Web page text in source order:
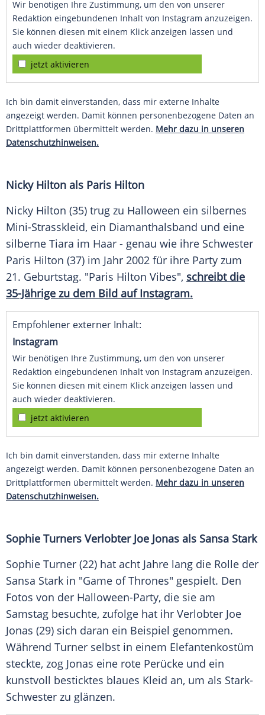
Wir benötigen Ihre Zustimmung, um den von unserer
Redaktion eingebundenen Inhalt von Instagram anzuzeigen.
Sie können diesen mit einem Klick anzeigen lassen und
auch wieder deaktivieren.
jetzt aktivieren
Ich bin damit einverstanden, dass mir externe Inhalte
angezeigt werden. Damit können personenbezogene Daten an
Drittplattformen übermittelt werden. Mehr dazu in unseren
Datenschutzhinweisen.
Nicky Hilton als Paris Hilton
Nicky Hilton (35) trug zu Halloween ein silbernes
Mini-Strasskleid, ein Diamanthalsband und eine
silberne Tiara im Haar - genau wie ihre Schwester
Paris Hilton (37) im Jahr 2002 für ihre Party zum
21. Geburtstag. "Paris Hilton Vibes", schreibt die
35-Jährige zu dem Bild auf Instagram.
Empfohlener externer Inhalt:
Instagram
Wir benötigen Ihre Zustimmung, um den von unserer
Redaktion eingebundenen Inhalt von Instagram anzuzeigen.
Sie können diesen mit einem Klick anzeigen lassen und
auch wieder deaktivieren.
jetzt aktivieren
Ich bin damit einverstanden, dass mir externe Inhalte
angezeigt werden. Damit können personenbezogene Daten an
Drittplattformen übermittelt werden. Mehr dazu in unseren
Datenschutzhinweisen.
Sophie Turners Verlobter Joe Jonas als Sansa Stark
Sophie Turner (22) hat acht Jahre lang die Rolle der
Sansa Stark in "Game of Thrones" gespielt. Den
Fotos von der Halloween-Party, die sie am
Samstag besuchte, zufolge hat ihr Verlobter Joe
Jonas (29) sich daran ein Beispiel genommen.
Während Turner selbst in einem Elefantenkostüm
steckte, zog Jonas eine rote Perücke und ein
kunstvoll besticktes blaues Kleid an, um als Stark-
Schwester zu glänzen.